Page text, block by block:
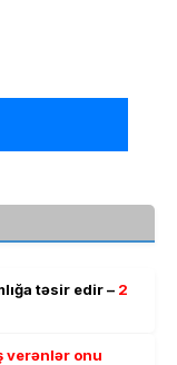
təsir edir – 2
verənlər onu